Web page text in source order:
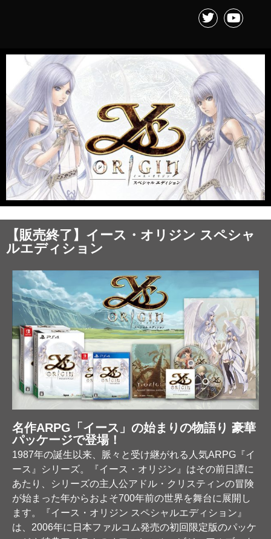
【販売終了】イース・オリジン スペシャ
ルエディション
名作ARPG「イース」の始まりの物語り 豪華
パッケージで登場！
1987年の誕生以来、脈々と受け継がれる人気ARPG『イ
ース』シリーズ。『イース・オリジン』はその前日譚に
あたり、シリーズの主人公アドル・クリスティンの冒険
が始まった年からおよそ700年前の世界を舞台に展開し
ます。『イース・オリジン スペシャルエディション』
は、2006年に日本ファルコム発売の初回限定版のパッケ